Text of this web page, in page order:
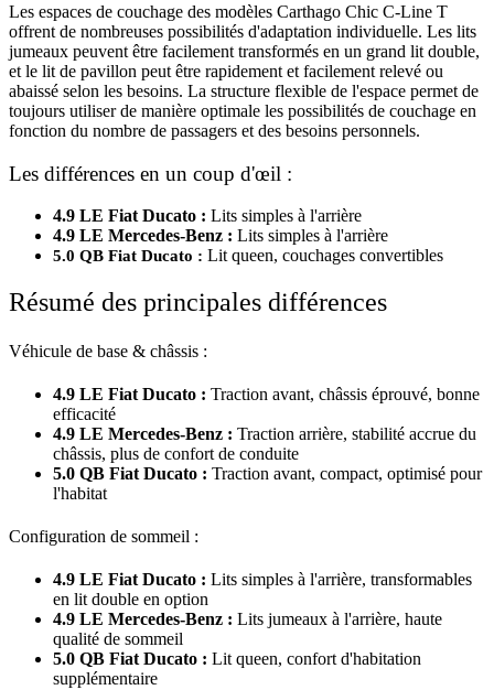
Les espaces de couchage des modèles Carthago Chic C-Line T
offrent de nombreuses possibilités d'adaptation individuelle. Les lits
jumeaux peuvent être facilement transformés en un grand lit double,
et le lit de pavillon peut être rapidement et facilement relevé ou
abaissé selon les besoins. La structure flexible de l'espace permet de
toujours utiliser de manière optimale les possibilités de couchage en
fonction du nombre de passagers et des besoins personnels.
Les différences en un coup d'œil :
4.9 LE Fiat Ducato : Lits simples à l'arrière
4.9 LE Mercedes-Benz : Lits simples à l'arrière
5.0 QB Fiat Ducato : Lit queen, couchages convertibles
Résumé des principales différences
Véhicule de base & châssis :
4.9 LE Fiat Ducato : Traction avant, châssis éprouvé, bonne
efficacité
4.9 LE Mercedes-Benz : Traction arrière, stabilité accrue du
châssis, plus de confort de conduite
5.0 QB Fiat Ducato : Traction avant, compact, optimisé pour
l'habitat
Configuration de sommeil :
4.9 LE Fiat Ducato : Lits simples à l'arrière, transformables
en lit double en option
4.9 LE Mercedes-Benz : Lits jumeaux à l'arrière, haute
qualité de sommeil
5.0 QB Fiat Ducato : Lit queen, confort d'habitation
supplémentaire